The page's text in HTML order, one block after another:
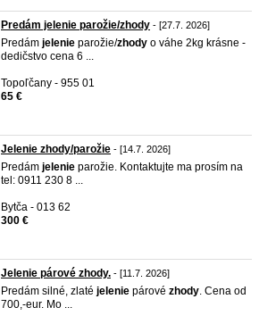
Predám jelenie parožie/zhody - [27.7. 2026]
Predám jelenie parožie/zhody o váhe 2kg krásne -
dedičstvo cena 6 ...
Topoľčany - 955 01
65 €
Jelenie zhody/parožie - [14.7. 2026]
Predám jelenie parožie. Kontaktujte ma prosím na
tel: 0911 230 8 ...
Bytča - 013 62
300 €
Jelenie párové zhody. - [11.7. 2026]
Predám silné, zlaté jelenie párové zhody. Cena od
700,-eur. Mo ...